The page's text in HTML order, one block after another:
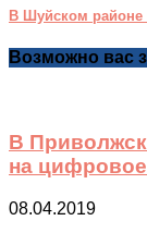
В Шуйском районе
Возможно вас
В
на
08.04.2019